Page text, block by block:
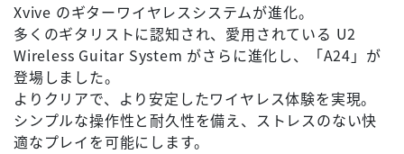
Xvive のギターワイヤレスシステムが進化。
多くのギタリストに認知され、愛用されている U2
Wireless Guitar System がさらに進化し、「A24」が
登場しました。
よりクリアで、より安定したワイヤレス体験を実現。
シンプルな操作性と耐久性を備え、ストレスのない快
適なプレイを可能にします。